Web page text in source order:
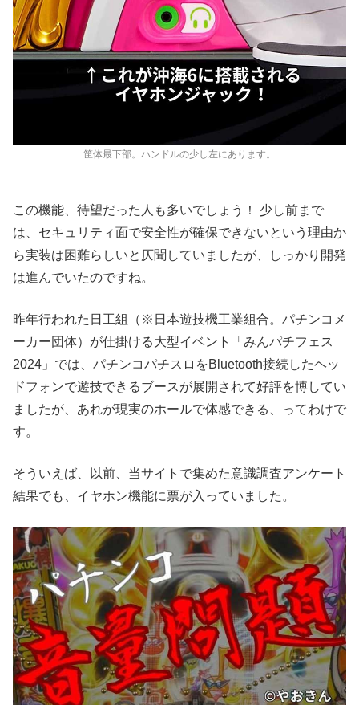
筐体最下部。ハンドルの少し左にあります。
この機能、待望だった人も多いでしょう！ 少し前まで
は、セキュリティ面で安全性が確保できないという理由か
ら実装は困難らしいと仄聞していましたが、しっかり開発
は進んでいたのですね。
昨年行われた日工組（※日本遊技機工業組合。パチンコメ
ーカー団体）が仕掛ける大型イベント「みんパチフェス
2024」では、パチンコパチスロをBluetooth接続したヘッ
ドフォンで遊技できるブースが展開されて好評を博してい
ましたが、あれが現実のホールで体感できる、ってわけで
す。
そういえば、以前、当サイトで集めた意識調査アンケート
結果でも、イヤホン機能に票が入っていました。